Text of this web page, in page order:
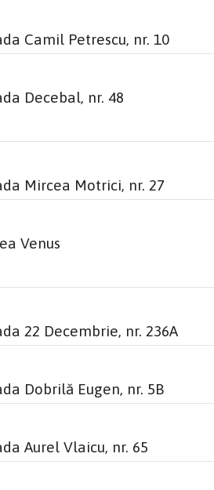
Camil Petrescu, nr. 10
Decebal, nr. 48
Mircea Motrici, nr. 27
Venus
22 Decembrie, nr. 236A
Dobrilă Eugen, nr. 5B
Aurel Vlaicu, nr. 65